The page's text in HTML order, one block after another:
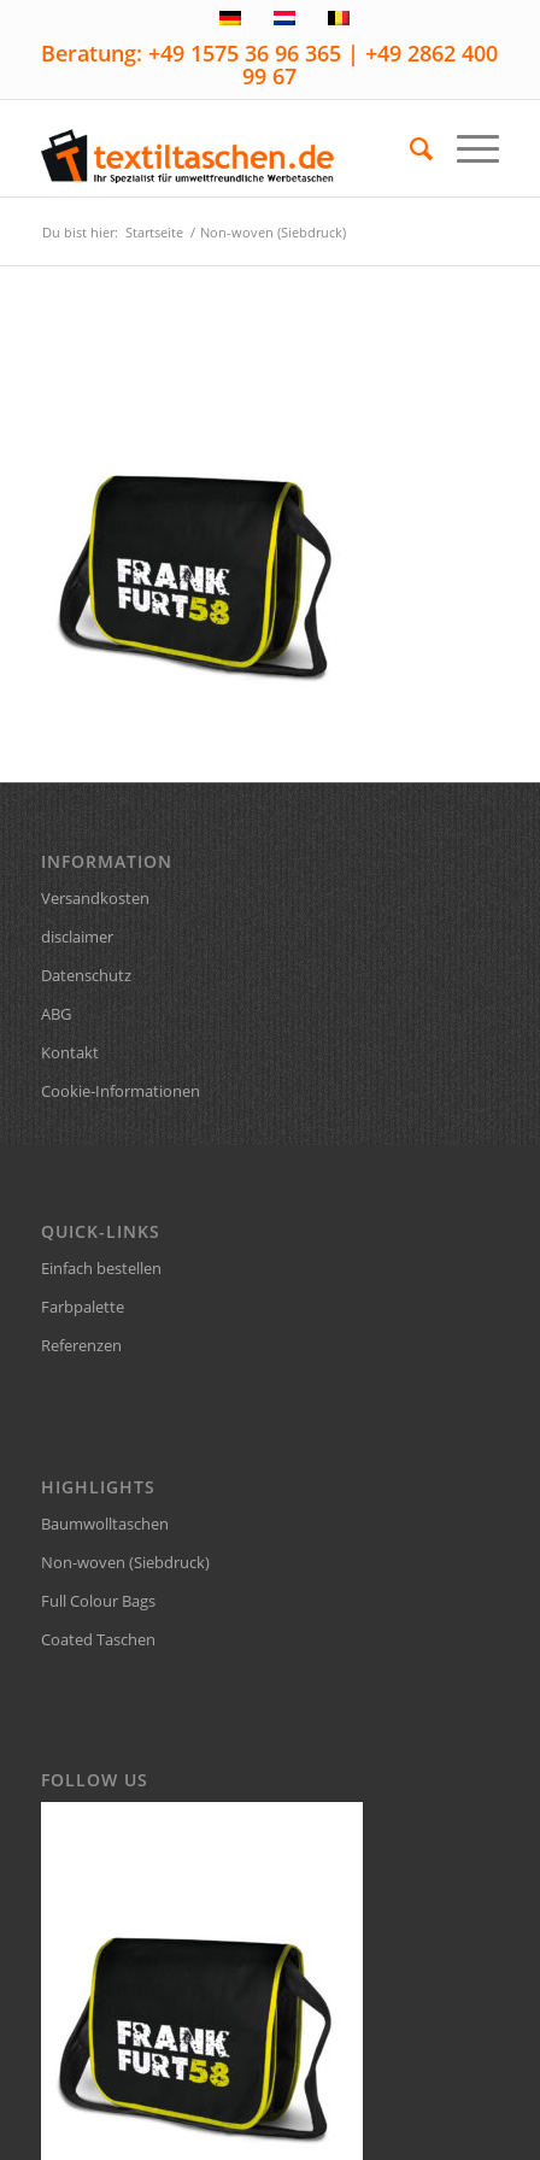
Beratung: +49 1575 36 96 365 | +49 2862 400
99 67
Du bist hier: Startseite / Non-woven (Siebdruck)
INFORMATION
Versandkosten
disclaimer
Datenschutz
ABG
Kontakt
Cookie-Informationen
QUICK-LINKS
Einfach bestellen
Farbpalette
Referenzen
HIGHLIGHTS
Baumwolltaschen
Non-woven (Siebdruck)
Full Colour Bags
Coated Taschen
FOLLOW US